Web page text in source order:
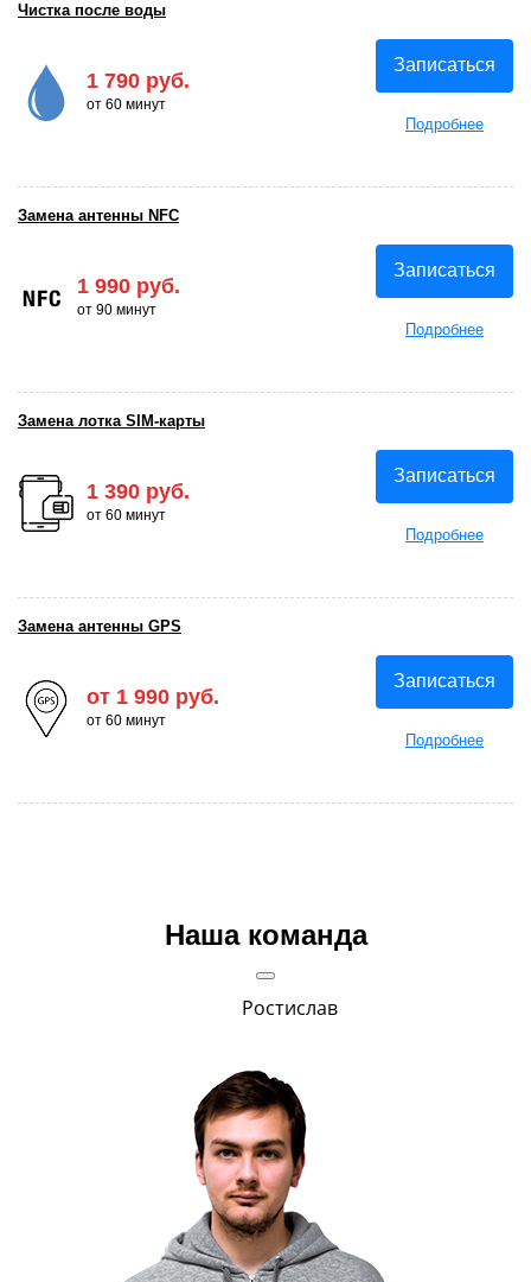
1 790 руб.
от 60 минут
Записаться
Подробнее
Чистка после воды
1 990 руб.
от 90 минут
Записаться
Подробнее
Замена антенны NFC
1 390 руб.
от 60 минут
Записаться
Подробнее
Замена лотка SIM-карты
от 1 990 руб.
от 60 минут
Записаться
Подробнее
Замена антенны GPS
Наша команда
Ростислав